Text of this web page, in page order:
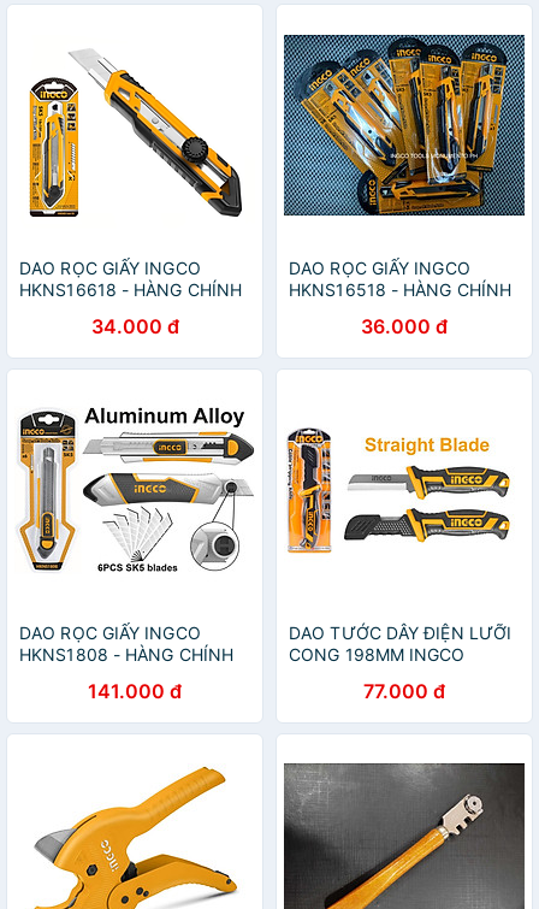
DAO RỌC GIẤY INGCO
HKNS16618 - HÀNG CHÍNH
34.000 đ
DAO RỌC GIẤY INGCO
HKNS16518 - HÀNG CHÍNH
36.000 đ
DAO RỌC GIẤY INGCO
HKNS1808 - HÀNG CHÍNH
141.000 đ
DAO TƯỚC DÂY ĐIỆN LƯỠI
CONG 198MM INGCO
77.000 đ